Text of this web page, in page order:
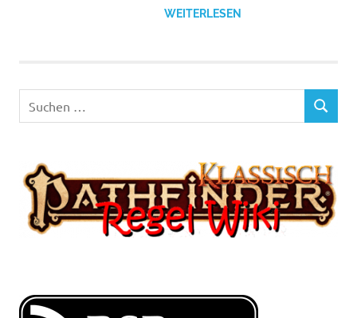
WEITERLESEN
nach:
SUCHEN